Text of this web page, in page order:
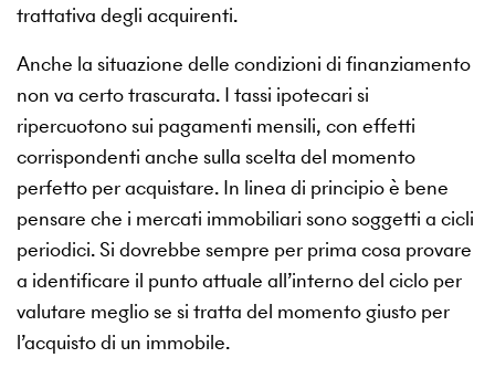
trattativa degli acquirenti.
Anche la situazione delle condizioni di finanziamento
non va certo trascurata. I tassi ipotecari si
ripercuotono sui pagamenti mensili, con effetti
corrispondenti anche sulla scelta del momento
perfetto per acquistare. In linea di principio è bene
pensare che i mercati immobiliari sono soggetti a cicli
periodici. Si dovrebbe sempre per prima cosa provare
a identificare il punto attuale all’interno del ciclo per
valutare meglio se si tratta del momento giusto per
l’acquisto di un immobile.